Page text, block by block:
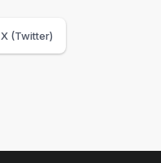
X (Twitter)